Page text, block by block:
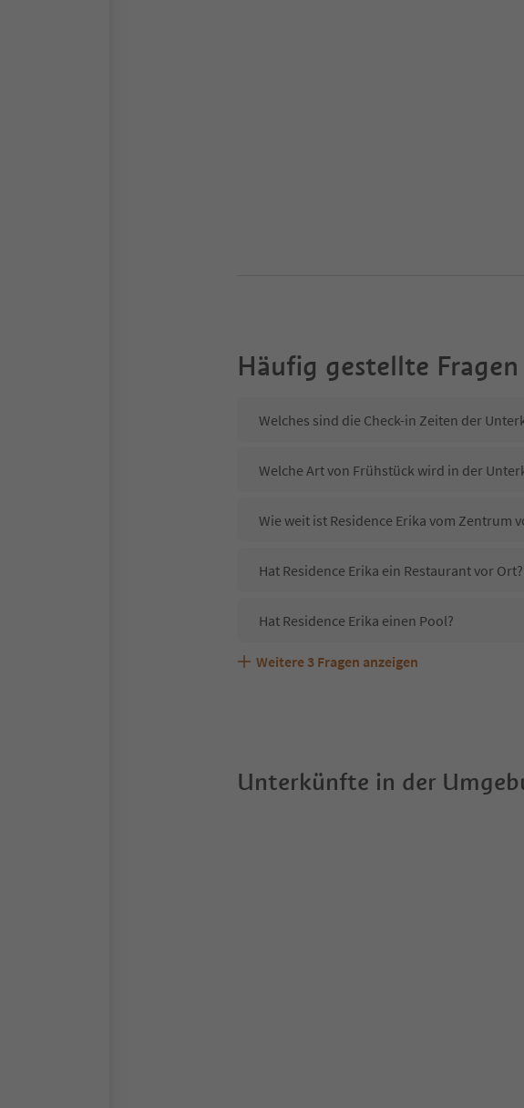
Häufig gestellte Fragen
Welches sind die Check-in Zeiten der
Welche Art von Frühstück wird in der
Wie weit ist Residence Erika vom Zentrum
Hat Residence Erika ein Restaurant vor Ort?
Hat Residence Erika einen Pool?
Sind Haustiere in der Unterkunft Residence
Welche Services bietet Residence Erika?
Weitere 3 Fragen anzeigen
Unterkünfte in der